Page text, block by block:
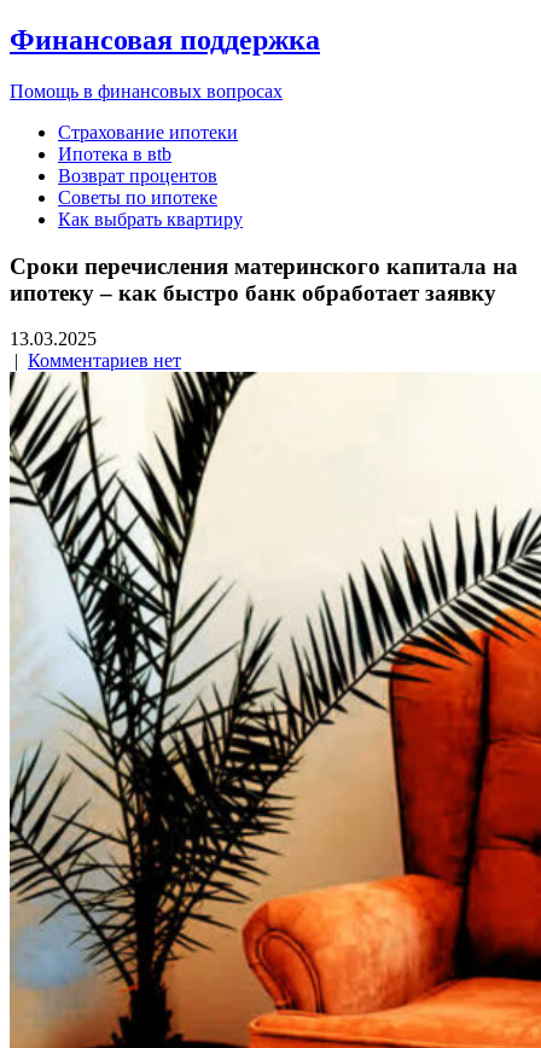
Финансовая поддержка
Помощь в финансовых вопросах
Страхование ипотеки
Ипотека в вtb
Возврат процентов
Советы по ипотеке
Как выбрать квартиру
Сроки перечисления материнского капитала на
ипотеку – как быстро банк обработает заявку
13.03.2025
| Комментариев нет